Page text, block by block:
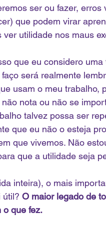
ser ou fazer, erros
que podem virar
utilidade nos maus
que eu considero uma
será realmente
usam o meu trabalho,
nota ou não se
talvez possa ser
que eu não o esteja
que vivemos. Não
que a utilidade seja
inteira), o mais
útil? O maior legado de
o que fez.